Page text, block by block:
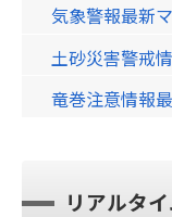
気象警報最新
土砂災害警戒
竜巻注意情報
リアルタ